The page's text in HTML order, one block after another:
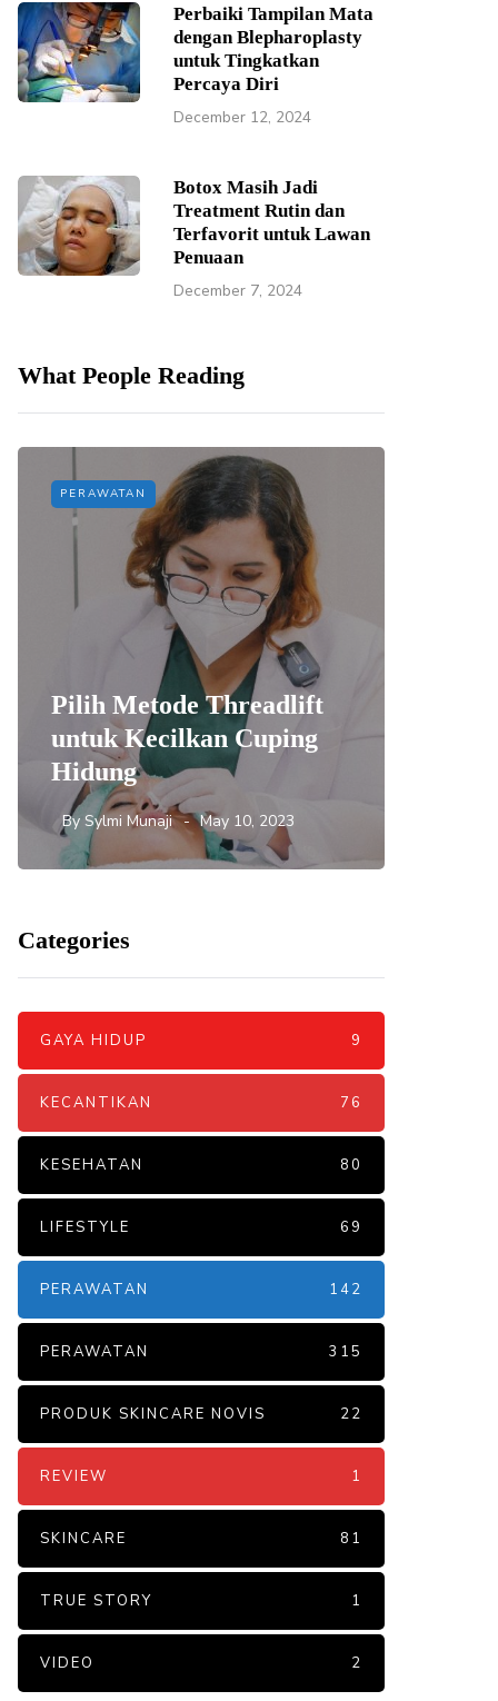
Perbaiki Tampilan Mata
dengan Blepharoplasty
untuk Tingkatkan
Percaya Diri
December 12, 2024
Botox Masih Jadi
Treatment Rutin dan
Terfavorit untuk Lawan
Penuaan
December 7, 2024
What People Reading
PERAWATAN
Pilih Metode Threadlift
untuk Kecilkan Cuping
Hidung
By Sylmi Munaji May 10, 2023
Categories
GAYA HIDUP 9
KECANTIKAN 76
KESEHATAN 80
LIFESTYLE 69
PERAWATAN 142
PERAWATAN 315
PRODUK SKINCARE NOVIS 22
REVIEW 1
SKINCARE 81
TRUE STORY 1
VIDEO 2